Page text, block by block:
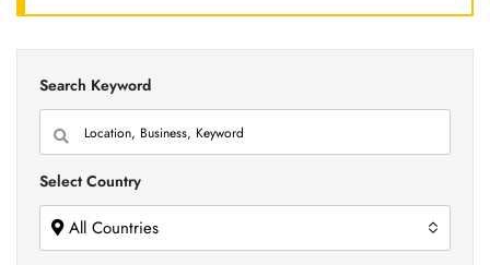
Search Keyword
Select Country
All Countries